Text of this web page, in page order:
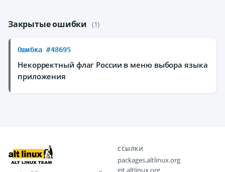
Закрытые ошибки (1)
Ошибка #48695
Некорректный флаг России в меню выбора языка
приложения
ССЫЛКИ
packages.altlinux.org
git.altlinux.org